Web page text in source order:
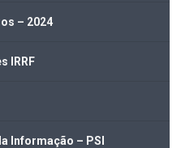
– 2024
IRRF
Informação – PSI